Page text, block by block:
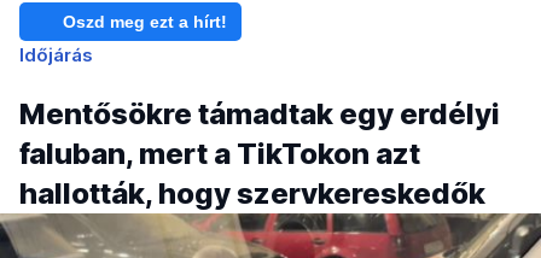
Oszd meg ezt a hírt!
Időjárás
Mentősökre támadtak egy erdélyi
faluban, mert a TikTokon azt
hallották, hogy szervkereskedők